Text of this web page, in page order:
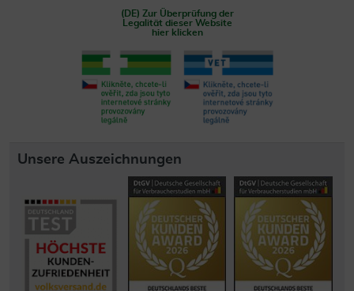
(DE) Zur Überprüfung der
Legalität dieser Website
hier klicken
Unsere Auszeichnungen